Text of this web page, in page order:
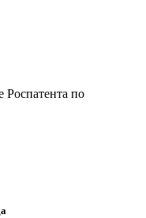
Роспатента по